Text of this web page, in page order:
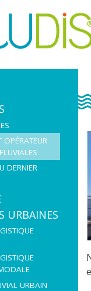
OPÉRATEUR
DERNIER
URBAINES
URBAIN